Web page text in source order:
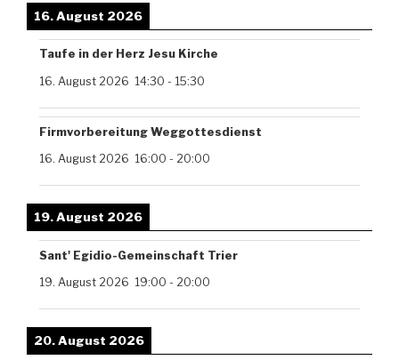
16. August 2026
Taufe in der Herz Jesu Kirche
16. August 2026 14:30 - 15:30
Firmvorbereitung Weggottesdienst
16. August 2026 16:00 - 20:00
19. August 2026
Sant' Egidio-Gemeinschaft Trier
19. August 2026 19:00 - 20:00
20. August 2026